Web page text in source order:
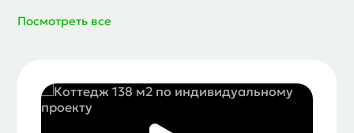
Посмотреть все